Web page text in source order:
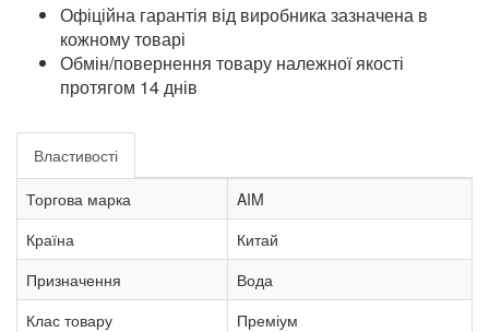
Офіційна гарантія від виробника зазначена в
кожному товарі
Обмін/повернення товару належної якості
протягом 14 днів
Властивості
Торгова марка
AIM
Країна
Китай
Призначення
Вода
Клас товару
Преміум